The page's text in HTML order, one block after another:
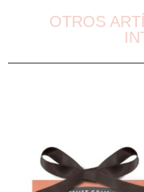
OTROS